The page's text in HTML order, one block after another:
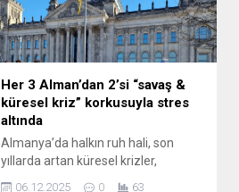
etkileyecek. 1. Vergi ve Gelir
Düzenlemeleri Gelir vergisi dilimleri
güncelleniyor: 2026 ile birlikte gelir...
Her 3 Alman’dan 2’si “savaş &
küresel kriz” korkusuyla stres
altında
Almanya’da halkın ruh hali, son
yıllarda artan küresel krizler,
06.12.2025 0 63